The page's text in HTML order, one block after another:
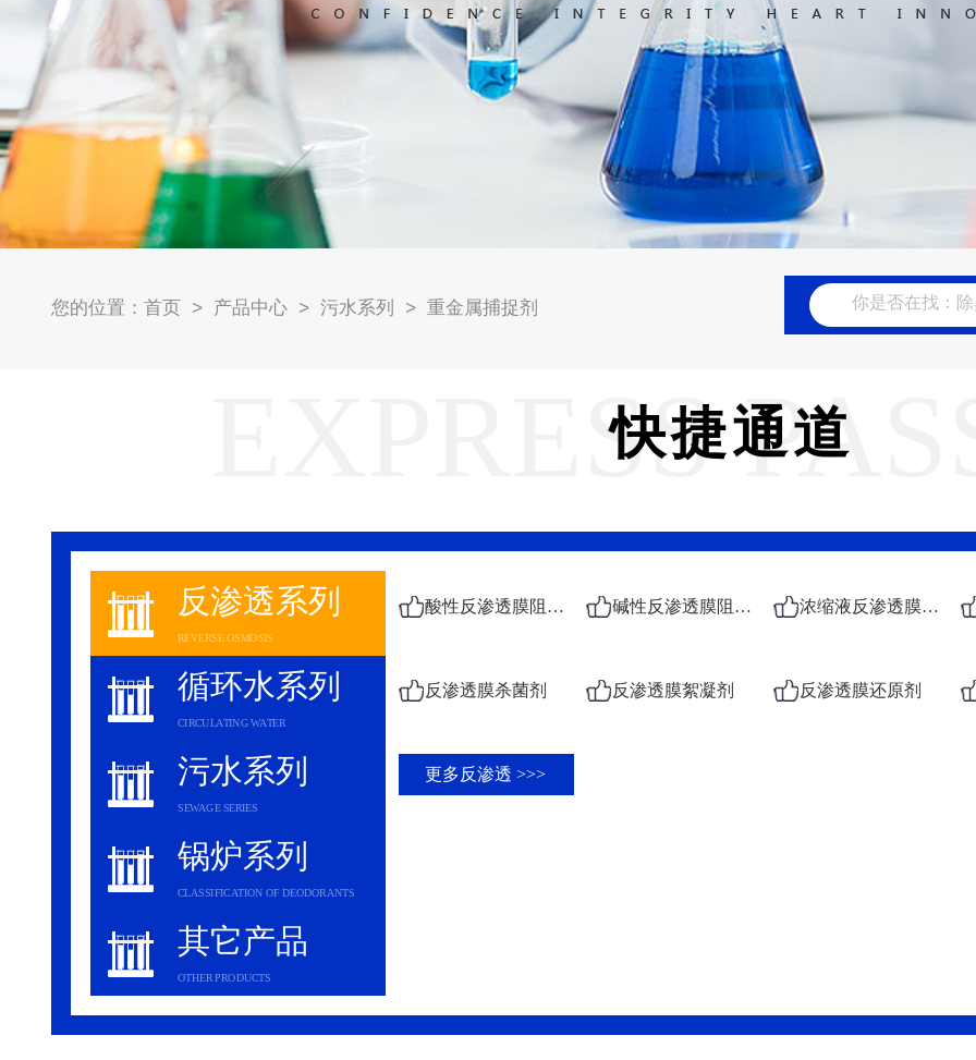
您的位置： 首页 > 产品中心 > 污水系列 > 重金属捕捉剂
EXPRESS快捷通道
反渗透系列
REVERSE OSMOSIS
循环水系列
CIRCULATING WATER
污水系列
SEWAGE SERIES
锅炉系列
CLASSIFICATION OF DEODORANTS
其它产品
OTHER PRODUCTS
酸性反渗透膜阻垢剂 碱性反渗透膜阻垢剂 浓缩液反渗透膜阻垢剂
反渗透膜杀菌剂 反渗透膜絮凝剂 反渗透膜还原剂
更多反渗透 >>>